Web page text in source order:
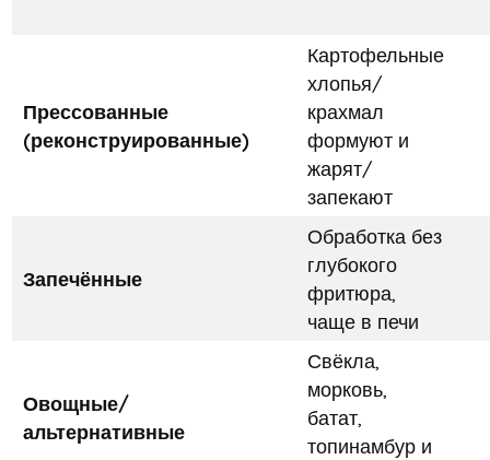
Прессованные
(реконструированные)
Картофельные
хлопья/
крахмал
формуют и
жарят/
запекают
Запечённые
Обработка без
глубокого
фритюра,
чаще в печи
Овощные/
альтернативные
Свёкла,
морковь,
батат,
топинамбур и